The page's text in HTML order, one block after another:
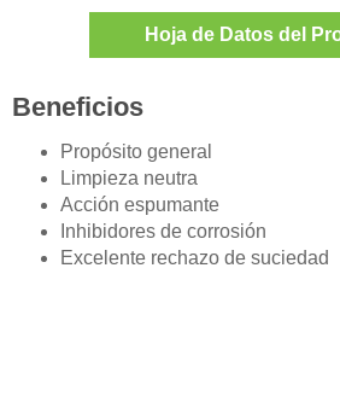
Hoja de Datos del
Beneficios
Propósito general
Limpieza neutra
Acción espumante
Inhibidores de corrosión
Excelente rechazo de suciedad